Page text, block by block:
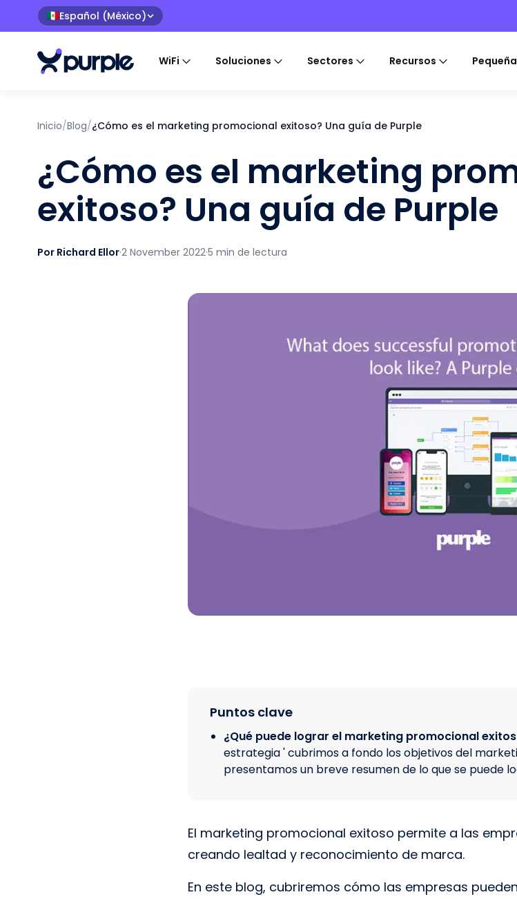
🇲🇽Español (México)
WiFi Soluciones Sectores Recursos
Inicio/Blog/¿Cómo es el marketing promocional exitoso? Una guía de Purple
¿Cómo es el marketing
exitoso? Una guía de Purple
Por Richard Ellor·2 November 2022·5 min de lectura
Puntos clave
¿Qué puede lograr el marketing promocional
estrategia ' cubrimos a fondo los objetivos del
presentamos un breve resumen de lo que se puede
El marketing promocional exitoso permite a las
creando lealtad y reconocimiento de marca.
En este blog, cubriremos cómo las empresas